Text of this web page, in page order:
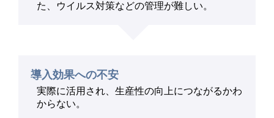
た、ウイルス対策などの管理が難しい。
導入効果への不安
実際に活用され、生産性の向上につながるかわ
からない。